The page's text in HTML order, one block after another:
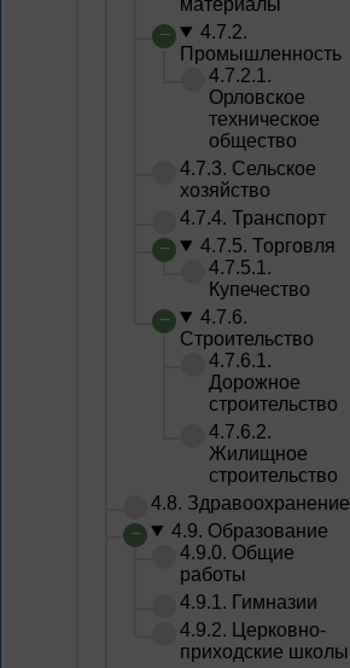
материалы
4.7.2.
Промышленность
4.7.2.1.
Орловское
техническое
общество
4.7.3. Сельское
хозяйство
4.7.4. Транспорт
4.7.5. Торговля
4.7.5.1.
Купечество
4.7.6.
Строительство
4.7.6.1.
Дорожное
строительство
4.7.6.2.
Жилищное
строительство
4.8. Здравоохранение
4.9. Образование
4.9.0. Общие
работы
4.9.1. Гимназии
4.9.2. Церковно-
приходские школы